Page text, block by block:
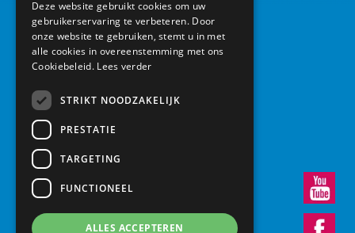
CONTACT
Basisschool Vroonestein
3438 RA Nieuwegein
Deze website gebruikt cookies om uw
gebruikerservaring te verbeteren. Door
onze website te gebruiken, stemt u in met
alle cookies in overeenstemming met ons
Cookiebeleid. Lees verder
STRIKT NOODZAKELIJK
PRESTATIE
TARGETING
FUNCTIONEEL
ALLES ACCEPTEREN